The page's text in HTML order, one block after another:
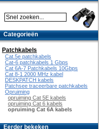
Categorieën
Patchkabels
Cat.5e patchkabels
Cat-6 patchkabels 1 Gbps
Cat 6A-7 Patchkabels 10Gbps
Cat 8-1 2000 MHz kabel
DESKPATCH kabels
Patchsee traceerbare patchkabels
Opruiming
opruiming Cat 5E kabels
opruiming Cat 6 kabels
opruiming Cat 6A kabels
Eerder bekeken